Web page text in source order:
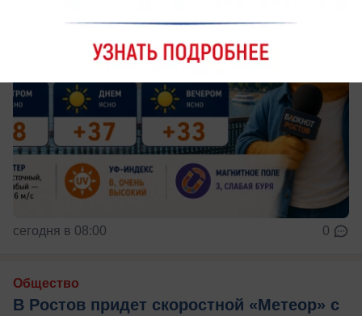
сегодня в 08:00 0
Общество
В Ростов придет скоростной «Метеор» с